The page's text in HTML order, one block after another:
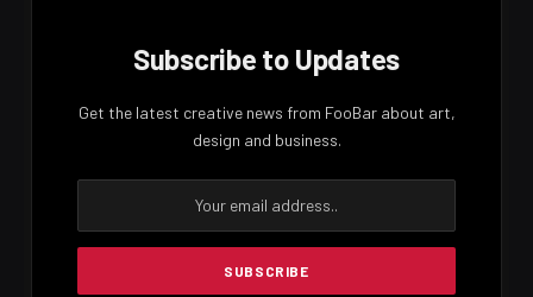
Subscribe to Updates
Get the latest creative news from FooBar about art,
design and business.